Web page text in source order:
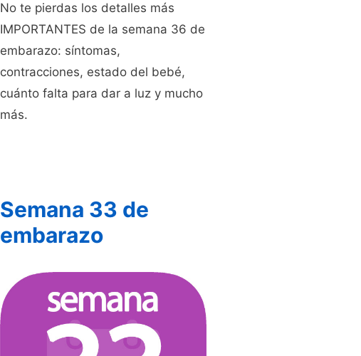
No te pierdas los detalles más
IMPORTANTES de la semana 36 de
embarazo: síntomas,
contracciones, estado del bebé,
cuánto falta para dar a luz y mucho
más.
Semana 33 de
embarazo